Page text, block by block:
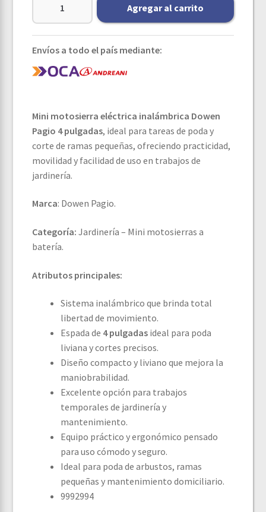
Agregar al carrito
Envíos a todo el país mediante:
Mini motosierra eléctrica inalámbrica Dowen
Pagio 4 pulgadas, ideal para tareas de poda y
corte de ramas pequeñas, ofreciendo practicidad,
movilidad y facilidad de uso en trabajos de
jardinería.
Marca: Dowen Pagio.
Categoría: Jardinería – Mini motosierras a
batería.
Atributos principales:
Sistema inalámbrico que brinda total
libertad de movimiento.
Espada de 4 pulgadas ideal para poda
liviana y cortes precisos.
Diseño compacto y liviano que mejora la
maniobrabilidad.
Excelente opción para trabajos
temporales de jardinería y
mantenimiento.
Equipo práctico y ergonómico pensado
para uso cómodo y seguro.
Ideal para poda de arbustos, ramas
pequeñas y mantenimiento domiciliario.
9992994